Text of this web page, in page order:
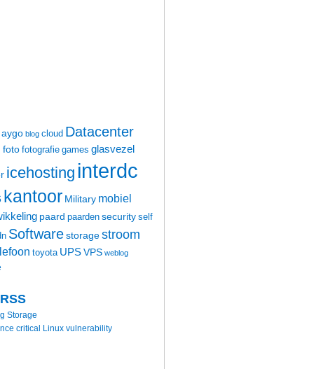
aygo blog cloud Datacenter
foto fotografie games glasvezel
icehosting interdc
kantoor Military mobiel
paard paarden security self
Softwarestoragestroom
toyota UPSVPS weblog
Storage
critical Linux vulnerability